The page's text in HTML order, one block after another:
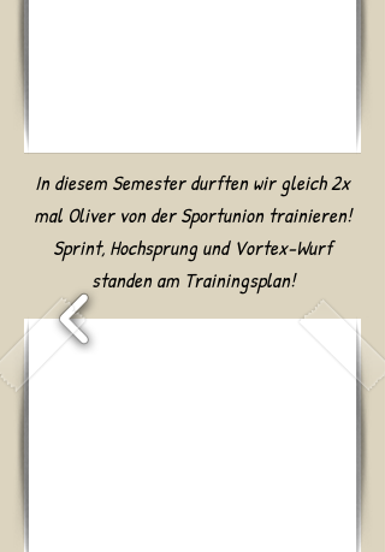
In diesem Semester durften wir gleich 2x
mal Oliver von der Sportunion trainieren!
Sprint, Hochsprung und Vortex-Wurf
standen am Trainingsplan!